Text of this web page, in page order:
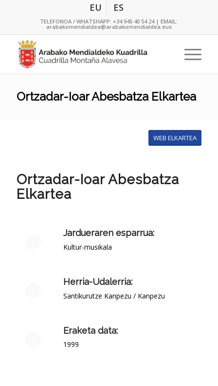
EU ES
TELEFONOA / WHATSHAPP:+34 945 40 54 24| EMAIL:
arabakomendialdea@arabakomendialdea.eus
Ortzadar-Ioar Abesbatza Elkartea
WEB ELKARTEA
Ortzadar-Ioar Abesbatza
Elkartea
Jardueraren esparrua:
Kultur-musikala
Herria-Udalerria:
Santikurutze Kanpezu / Kanpezu
Eraketa data:
1999